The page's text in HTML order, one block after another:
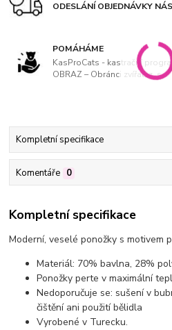
ODESLÁNÍ OBJEDNÁVKY
POMÁHÁME
KasProCats - kastrační
OBRAZ – Obránci zvířat, z. s
Kompletní specifikace
Komentáře 0
Kompletní specifikace
Moderní, veselé ponožky s motivem
Materiál: 70% bavlna, 28%
Ponožky perte v maximální
Nedoporučuje se: sušení v
čištění ani použití bělidla
Vyrobené v Turecku.